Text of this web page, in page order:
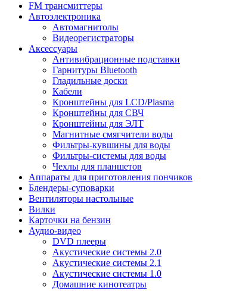
FM трансмиттеры
Автоэлектроника
Автомагнитолы
Видеорегистраторы
Аксессуары
Антивибрационные подставки
Гарнитуры Bluetooth
Гладильные доски
Кабели
Кронштейны для LCD/Plasma
Кронштейны для СВЧ
Кронштейны для ЭЛТ
Магнитные смягчители воды
Фильтры-кувшины для воды
Фильтры-системы для воды
Чехлы для планшетов
Аппараты для приготовления пончиков
Блендеры-суповарки
Вентиляторы настольные
Вилки
Карточки на бензин
Аудио-видео
DVD плееры
Акустические системы 2.0
Акустические системы 2.1
Акустические системы 1.0
Домашние кинотеатры